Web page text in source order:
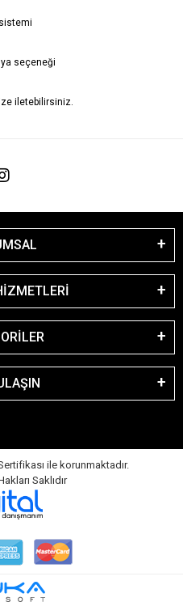
seçeneği
iletebilirsiniz.
ile korunmaktadır.
Saklıdır